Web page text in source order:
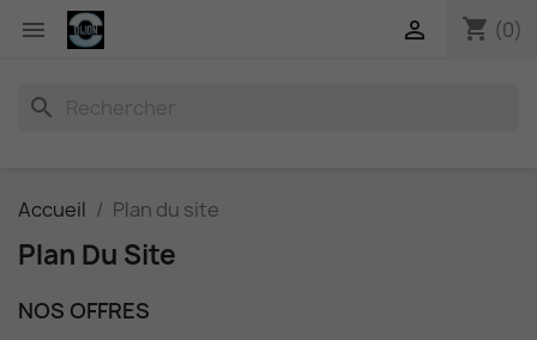
 shopping_cart (0)

search
Accueil Plan du site
Plan Du Site
NOS OFFRES